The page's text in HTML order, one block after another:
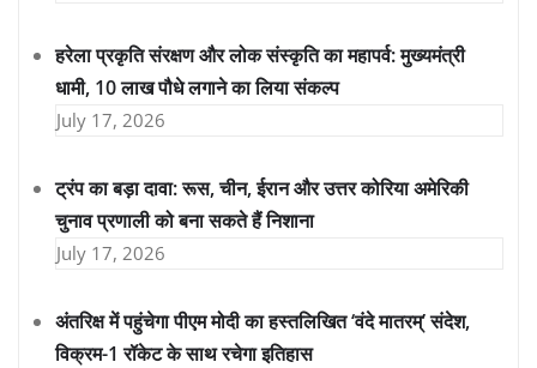
हरेला प्रकृति संरक्षण और लोक संस्कृति का महापर्व: मुख्यमंत्री
धामी, 10 लाख पौधे लगाने का लिया संकल्प
July 17, 2026
ट्रंप का बड़ा दावा: रूस, चीन, ईरान और उत्तर कोरिया अमेरिकी
चुनाव प्रणाली को बना सकते हैं निशाना
July 17, 2026
अंतरिक्ष में पहुंचेगा पीएम मोदी का हस्तलिखित ‘वंदे मातरम्’ संदेश,
विक्रम-1 रॉकेट के साथ रचेगा इतिहास